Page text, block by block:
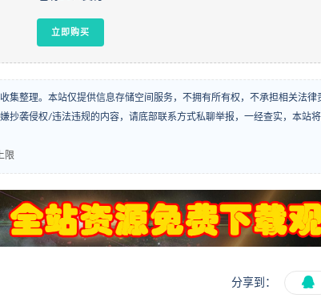
立即购买
集整理。本站仅提供信息存储空间服务，不拥有所有权，不承担相关法律
抄袭侵权/违法违规的内容，请底部联系方式私聊举报，一经查实，本站将
限
分享到：